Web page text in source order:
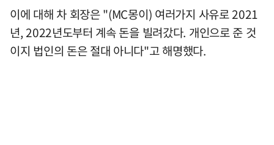
이에 대해 차 회장은 "(MC몽이) 여러가지 사유로 2021
년, 2022년도부터 계속 돈을 빌려갔다. 개인으로 준 것
이지 법인의 돈은 절대 아니다"고 해명했다.